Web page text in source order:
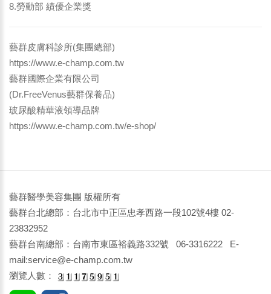
8.勞動部 績優企業獎
藝群皮膚科診所(集團總部)
https://www.e-champ.com.tw
藝群國際企業有限公司
(Dr.FreeVenus藝群保養品)
玻尿酸精華液領導品牌
https://www.e-champ.com.tw/e-shop/
藝群醫學美容集團 版權所有
藝群台北總部：台北市中正區忠孝西路一段102號4樓 02-
23832952
藝群台南總部：台南市東區裕義路332號 06-3316222 E-
mail:service@e-champ.com.tw
瀏覽人數：